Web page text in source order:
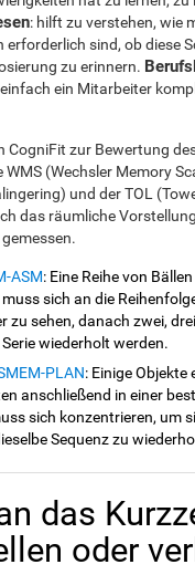
: hilft zu verstehen, wie
sind, ob diese
zu erinnern.
ein Mitarbeiter
CogniFit zur Bewertung
(Wechsler Memory
und der TOL
das räumliche
ASM: Eine Reihe von
sich an die
zu sehen, danach zwei,
wiederholt werden.
PLAN: Einige
anschließend in einer
sich konzentrieren, um
Sequenz zu
das
oder